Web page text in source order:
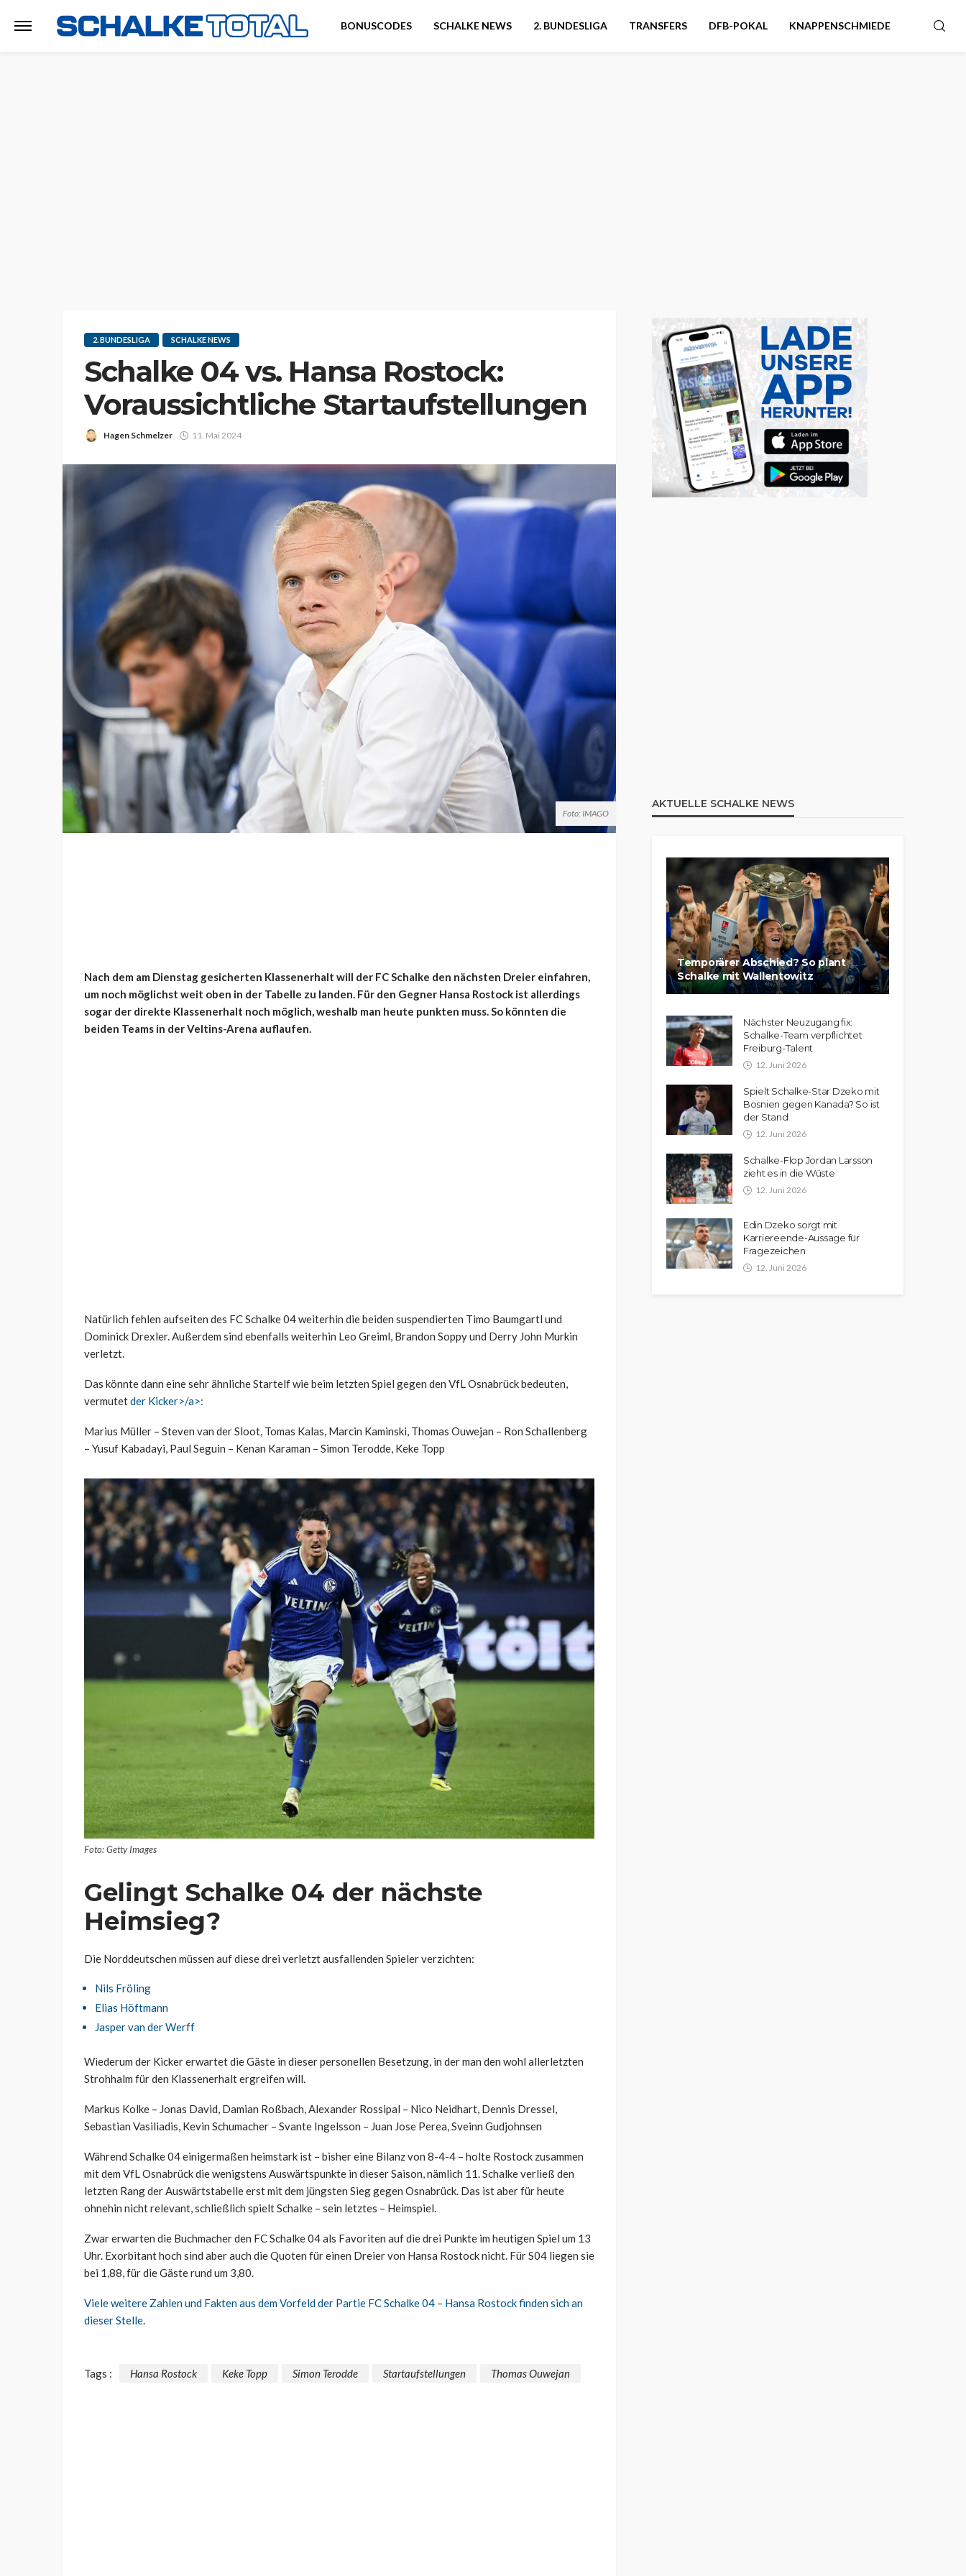
BONUSCODES SCHALKE NEWS 2. BUNDESLIGA TRANSFERS DFB-POKAL KNAPPENSCHMIEDE
2. BUNDESLIGA SCHALKE NEWS
Schalke 04 vs. Hansa Rostock:
Voraussichtliche Startaufstellungen
Hagen Schmelzer 11. Mai 2024
Foto: IMAGO
Nach dem am Dienstag gesicherten Klassenerhalt will der FC Schalke den nächsten Dreier einfahren,
um noch möglichst weit oben in der Tabelle zu landen. Für den Gegner Hansa Rostock ist allerdings
sogar der direkte Klassenerhalt noch möglich, weshalb man heute punkten muss. So könnten die
beiden Teams in der Veltins-Arena auflaufen.
Natürlich fehlen aufseiten des FC Schalke 04 weiterhin die beiden suspendierten Timo Baumgartl und
Dominick Drexler. Außerdem sind ebenfalls weiterhin Leo Greiml, Brandon Soppy und Derry John Murkin
verletzt.
Das könnte dann eine sehr ähnliche Startelf wie beim letzten Spiel gegen den VfL Osnabrück bedeuten,
vermutetder Kicker>/a>:
Marius Müller – Steven van der Sloot, Tomas Kalas, Marcin Kaminski, Thomas Ouwejan – Ron Schallenberg
– Yusuf Kabadayi, Paul Seguin – Kenan Karaman – Simon Terodde, Keke Topp
Foto: Getty Images
Gelingt Schalke 04 der nächste
Heimsieg?
Die Norddeutschen müssen auf diese drei verletzt ausfallenden Spieler verzichten:
Nils Fröling
Elias Höftmann
Jasper van der Werff
Wiederum der Kicker erwartet die Gäste in dieser personellen Besetzung, in der man den wohl allerletzten
Strohhalm für den Klassenerhalt ergreifen will.
Markus Kolke – Jonas David, Damian Roßbach, Alexander Rossipal – Nico Neidhart, Dennis Dressel,
Sebastian Vasiliadis, Kevin Schumacher – Svante Ingelsson – Juan Jose Perea, Sveinn Gudjohnsen
Während Schalke 04 einigermaßen heimstark ist – bisher eine Bilanz von 8-4-4 – holte Rostock zusammen
mit dem VfL Osnabrück die wenigstens Auswärtspunkte in dieser Saison, nämlich 11. Schalke verließ den
letzten Rang der Auswärtstabelle erst mit dem jüngsten Sieg gegen Osnabrück. Das ist aber für heute
ohnehin nicht relevant, schließlich spielt Schalke – sein letztes – Heimspiel.
Zwar erwarten die Buchmacher den FC Schalke 04 als Favoriten auf die drei Punkte im heutigen Spiel um 13
Uhr. Exorbitant hoch sind aber auch die Quoten für einen Dreier von Hansa Rostock nicht. Für S04 liegen sie
bei 1,88, für die Gäste rund um 3,80.
Viele weitere Zahlen und Fakten aus dem Vorfeld der Partie FC Schalke 04 – Hansa Rostock finden sichan
dieser Stelle.
Tags : Hansa Rostock Keke Topp Simon Terodde Startaufstellungen Thomas Ouwejan
AKTUELLE SCHALKE NEWS
Temporärer Abschied? So plant
Schalke mit Wallentowitz
Nächster Neuzugang fix:
Schalke-Team verpflichtet
Freiburg-Talent
12. Juni 2026
Spielt Schalke-Star Dzeko mit
Bosnien gegen Kanada? So ist
der Stand
12. Juni 2026
Schalke-Flop Jordan Larsson
zieht es in die Wüste
12. Juni 2026
Edin Dzeko sorgt mit
Karriereende-Aussage für
Fragezeichen
12. Juni 2026